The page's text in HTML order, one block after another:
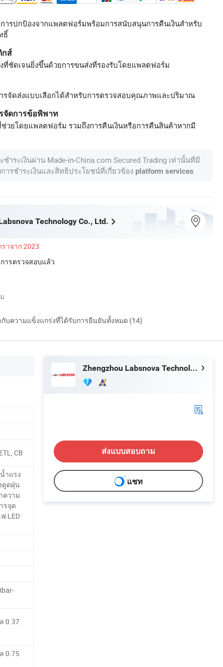
การปกป้องจากแพลตฟอร์มพร้อมการสนับสนุนการคืนเงินสำหรับ
ธิ์
กส์
ที่ชัดเจนยิ่งขึ้นด้วยการขนส่งที่รองรับโดยแพลตฟอร์ม
รจัดส่งแบบเลือกได้สำหรับการตรวจสอบคุณภาพและปริมาณ
จัดการข้อพิพาท
วยโดยแพลตฟอร์ม รวมถึงการคืนเงินหรือการคืนสินค้าหากมี
ำระเงินผ่าน Made-in-China.com Secured Trading เท่านั้นที่มี
ารชำระเงินและสิทธิประโยชน์ที่เกี่ยวข้อง platform services
Technology Co., Ltd.
าจาก 2023
ารตรวจสอบแล้ว
บความแข็งแกร่งที่ได้รับการยืนยันทั้งหมด (14)
CB
ำแรง
ดูดฝุ่น
ความ
รจุด
LED
0.37
0.75
Zhengzhou Labsnova Technology Co., Ltd.
ส่งแบบสอบถาม
แชท